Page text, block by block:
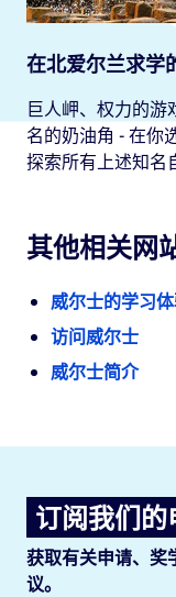
在北爱尔兰求学
巨人岬、权力的
名的奶油角 - 在你
探索所有上述知名
其他相关网
威尔士的学习
访问威尔士
威尔士简介
订阅我们
获取有关申请、奖
议。